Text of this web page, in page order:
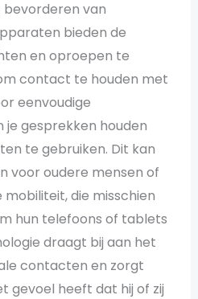
bevorderen van
bieden de
en oproepen te
contact te houden met
eenvoudige
gesprekken houden
te gebruiken. Dit kan
voor oudere mensen of
die misschien
hun telefoons of tablets
draagt bij aan het
contacten en zorgt
gevoel heeft dat hij of zij